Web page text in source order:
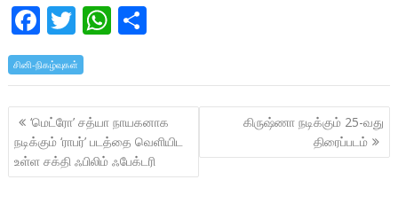
F
ac
e
b
o
o
k
T
w
itt
er
W
at
s
A
p
p
ar
e
சினி-நிகழ்வுகள்
Post
navigation
‘மெட்ரோ’ சத்யா நாயகனாக
நடிக்கும் ‘ராபர்’ படத்தை வெளியிட
உள்ள சக்தி ஃபிலிம் ஃபேக்டரி
கிருஷ்ணா நடிக்கும் 25-வது
திரைப்படம்